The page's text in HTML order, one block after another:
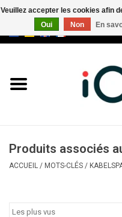
Marques
Appelez-nous au +32 3 353 67
Produits associés
ACCUEIL / MOTS-CLÉS /
Veuillez accepter les cookies afin
Oui
Non En